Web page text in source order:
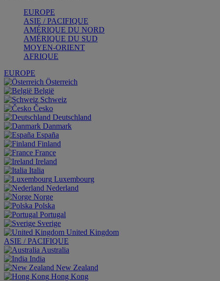
EUROPE
ASIE / PACIFIQUE
AMÉRIQUE DU NORD
AMÉRIQUE DU SUD
MOYEN-ORIENT
AFRIQUE
EUROPE
Österreich
België
Schweiz
Česko
Deutschland
Danmark
España
Finland
France
Ireland
Italia
Luxembourg
Nederland
Norge
Polska
Portugal
Sverige
United Kingdom
ASIE / PACIFIQUE
Australia
India
New Zealand
Hong Kong